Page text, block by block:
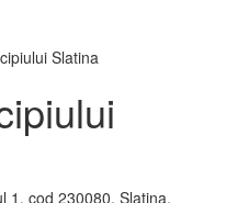
1, cod 230080, Slatina,